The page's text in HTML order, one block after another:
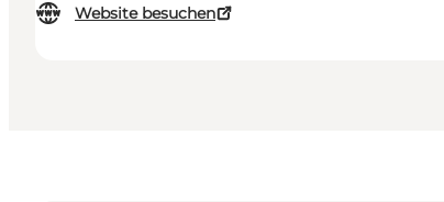
Website besuchen